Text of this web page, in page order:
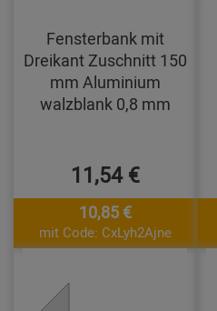
Fensterbank mit
Dreikant Zuschnitt 150
mm Aluminium
walzblank 0,8 mm
11,54 €
10,85 €
mit Code: CxLyh2Ajne